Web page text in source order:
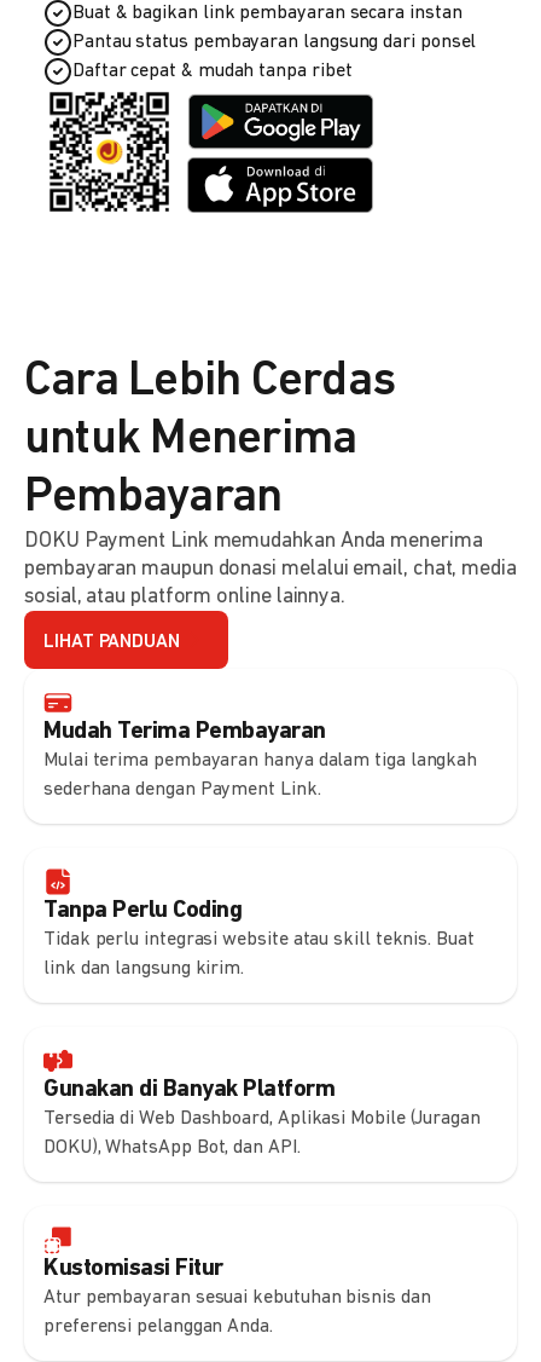
Buat & bagikan link pembayaran secara instan
Pantau status pembayaran langsung dari ponsel
Daftar cepat & mudah tanpa ribet
Mudah Terima Pembayaran
Mulai terima pembayaran hanya dalam tiga langkah
sederhana dengan Payment Link.
Tanpa Perlu Coding
Tidak perlu integrasi website atau skill teknis. Buat
link dan langsung kirim.
Gunakan di Banyak Platform
Tersedia di Web Dashboard, Aplikasi Mobile (Juragan
DOKU), WhatsApp Bot, dan API.
Kustomisasi Fitur
Atur pembayaran sesuai kebutuhan bisnis dan
preferensi pelanggan Anda.
Cara Lebih Cerdas
untuk Menerima
Pembayaran
DOKU Payment Link memudahkan Anda menerima
pembayaran maupun donasi melalui email, chat, media
sosial, atau platform online lainnya.
LIHAT PANDUAN